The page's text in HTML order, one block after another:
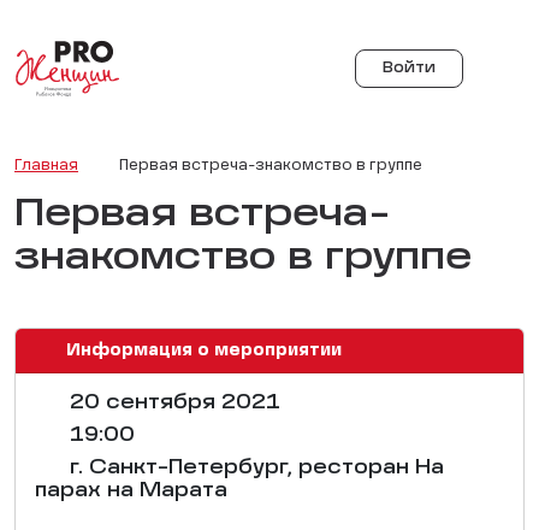
Войти
Главная Первая встреча-знакомство в группе
Первая встреча-
знакомство в группе
Информация о мероприятии
20 сентября 2021
19:00
г. Санкт-Петербург, ресторан На
парах на Марата